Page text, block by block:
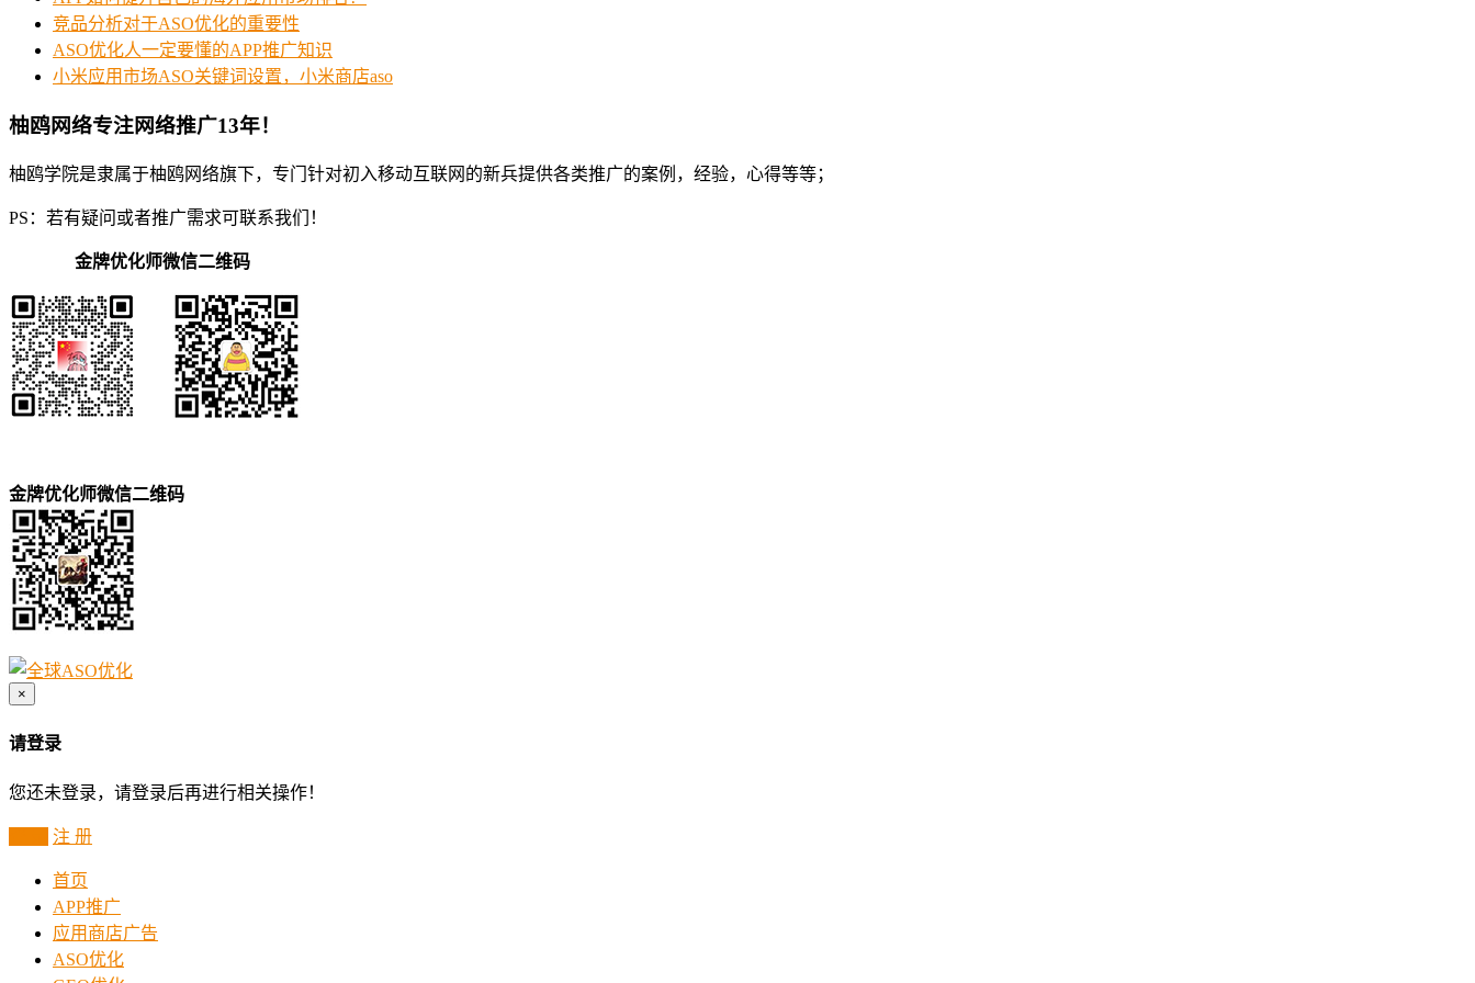
竞品分析对于ASO优化的重要性
ASO优化人一定要懂的APP推广知识
小米应用市场ASO关键词设置，小米商店aso
柚鸥网络专注网络推广13年！
柚鸥学院是隶属于柚鸥网络旗下，专门针对初入移动互联网的新兵提供各类推广的案例，经验，心得等等；
PS：若有疑问或者推广需求可联系我们！
金牌优化师微信二维码
金牌优化师微信二维码
×
请登录
您还未登录，请登录后再进行相关操作！
注 册
首页
APP推广
应用商店广告
ASO优化